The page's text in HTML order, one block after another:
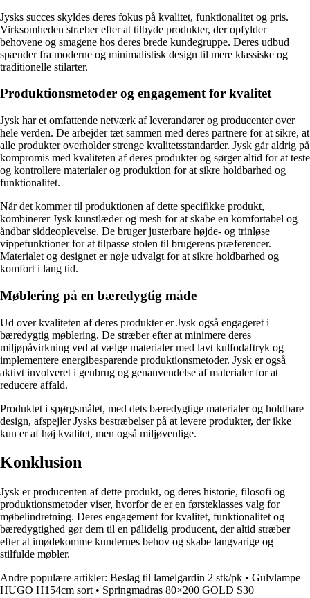
Jysks succes skyldes deres fokus på kvalitet, funktionalitet og pris.
Virksomheden stræber efter at tilbyde produkter, der opfylder
behovene og smagene hos deres brede kundegruppe. Deres udbud
spænder fra moderne og minimalistisk design til mere klassiske og
traditionelle stilarter.
Produktionsmetoder og engagement for kvalitet
Jysk har et omfattende netværk af leverandører og producenter over
hele verden. De arbejder tæt sammen med deres partnere for at sikre, at
alle produkter overholder strenge kvalitetsstandarder. Jysk går aldrig på
kompromis med kvaliteten af deres produkter og sørger altid for at teste
og kontrollere materialer og produktion for at sikre holdbarhed og
funktionalitet.
Når det kommer til produktionen af dette specifikke produkt,
kombinerer Jysk kunstlæder og mesh for at skabe en komfortabel og
åndbar siddeoplevelse. De bruger justerbare højde- og trinløse
vippefunktioner for at tilpasse stolen til brugerens præferencer.
Materialet og designet er nøje udvalgt for at sikre holdbarhed og
komfort i lang tid.
Møblering på en bæredygtig måde
Ud over kvaliteten af deres produkter er Jysk også engageret i
bæredygtig møblering. De stræber efter at minimere deres
miljøpåvirkning ved at vælge materialer med lavt kulfodaftryk og
implementere energibesparende produktionsmetoder. Jysk er også
aktivt involveret i genbrug og genanvendelse af materialer for at
reducere affald.
Produktet i spørgsmålet, med dets bæredygtige materialer og holdbare
design, afspejler Jysks bestræbelser på at levere produkter, der ikke
kun er af høj kvalitet, men også miljøvenlige.
Konklusion
Jysk er producenten af dette produkt, og deres historie, filosofi og
produktionsmetoder viser, hvorfor de er en førsteklasses valg for
møbelindretning. Deres engagement for kvalitet, funktionalitet og
bæredygtighed gør dem til en pålidelig producent, der altid stræber
efter at imødekomme kundernes behov og skabe langvarige og
stilfulde møbler.
Andre populære artikler: Beslag til lamelgardin 2 stk/pk • Gulvlampe
HUGO H154cm sort • Springmadras 80×200 GOLD S30